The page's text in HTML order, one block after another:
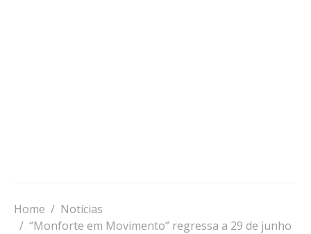
Home
Notícias
“Monforte em Movimento” regressa a 29 de junho